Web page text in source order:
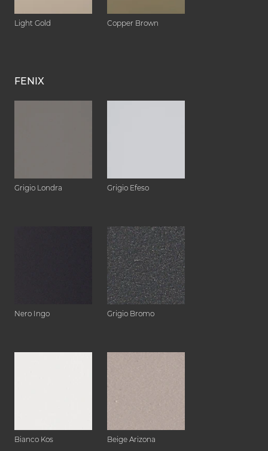
Light Gold Copper Brown
FENIX
Grigio Londra Grigio Efeso
Nero Ingo Grigio Bromo
Bianco Kos Beige Arizona